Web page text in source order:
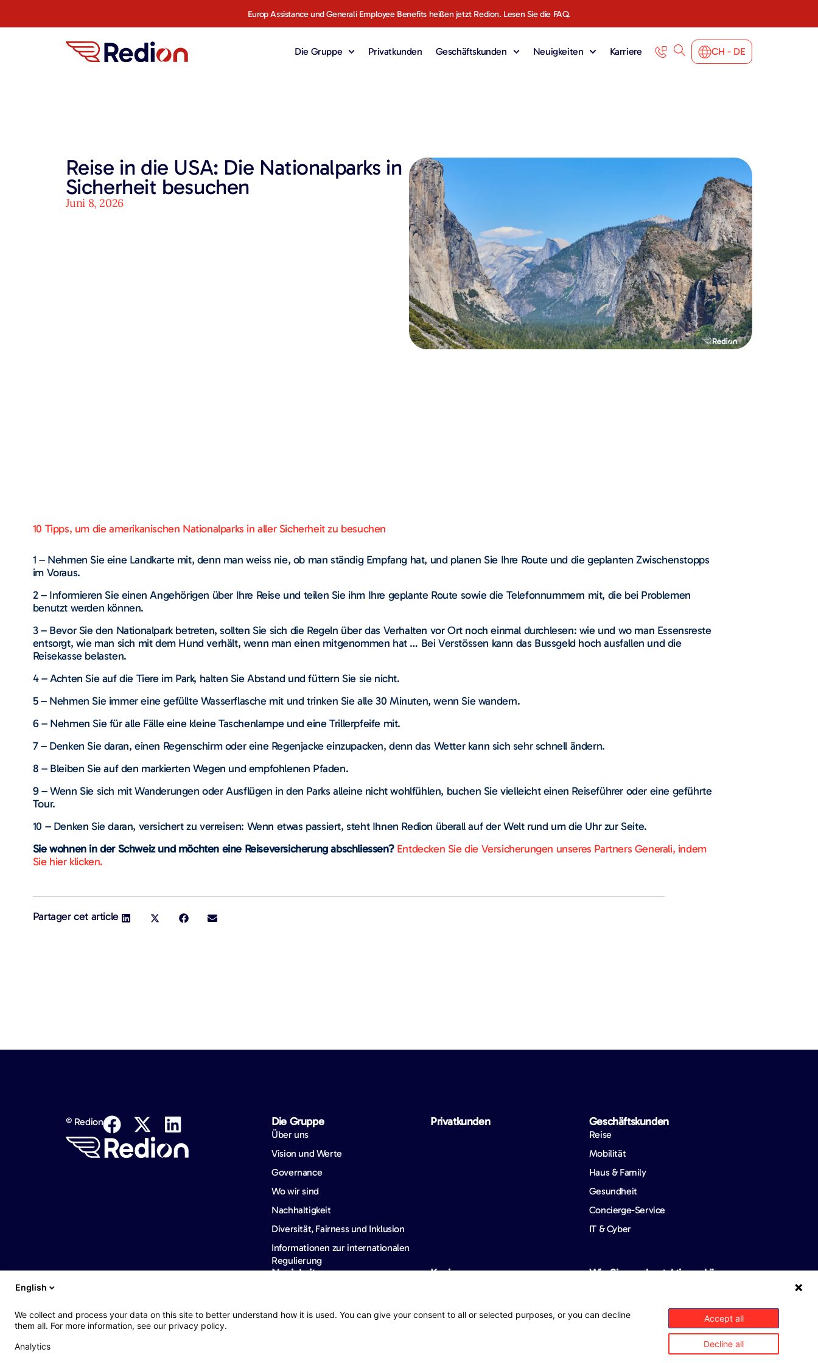
Europ Assistance und Generali Employee Benefits heißen jetzt Redion. Lesen Sie die FAQ.
Die Gruppe Privatkunden Geschäftskunden Neuigkeiten Karriere CH - DE
Reise in die USA: Die Nationalparks in
Sicherheit besuchen
Juni 8, 2026
10 Tipps, um die amerikanischen Nationalparks in aller Sicherheit zu besuchen
1 – Nehmen Sie eine Landkarte mit, denn man weiss nie, ob man ständig Empfang hat, und planen Sie Ihre Route und die geplanten Zwischenstopps
im Voraus.
2 – Informieren Sie einen Angehörigen über Ihre Reise und teilen Sie ihm Ihre geplante Route sowie die Telefonnummern mit, die bei Problemen
benutzt werden können.
3 – Bevor Sie den Nationalpark betreten, sollten Sie sich die Regeln über das Verhalten vor Ort noch einmal durchlesen: wie und wo man Essensreste
entsorgt, wie man sich mit dem Hund verhält, wenn man einen mitgenommen hat … Bei Verstössen kann das Bussgeld hoch ausfallen und die
Reisekasse belasten.
4 – Achten Sie auf die Tiere im Park, halten Sie Abstand und füttern Sie sie nicht.
5 – Nehmen Sie immer eine gefüllte Wasserflasche mit und trinken Sie alle 30 Minuten, wenn Sie wandern.
6 – Nehmen Sie für alle Fälle eine kleine Taschenlampe und eine Trillerpfeife mit.
7 – Denken Sie daran, einen Regenschirm oder eine Regenjacke einzupacken, denn das Wetter kann sich sehr schnell ändern.
8 – Bleiben Sie auf den markierten Wegen und empfohlenen Pfaden.
9 – Wenn Sie sich mit Wanderungen oder Ausflügen in den Parks alleine nicht wohlfühlen, buchen Sie vielleicht einen Reiseführer oder eine geführte
Tour.
10 – Denken Sie daran, versichert zu verreisen: Wenn etwas passiert, steht Ihnen Redion überall auf der Welt rund um die Uhr zur Seite.
Sie wohnen in der Schweiz und möchten eine Reiseversicherung abschliessen? Entdecken Sie die Versicherungen unseres Partners Generali, indem
Sie hier klicken.
Partager cet article
© Redion Die Gruppe
Über uns
Vision und Werte
Governance
Wo wir sind
Nachhaltigkeit
Diversität, Fairness und Inklusion
Informationen zur internationalen
Regulierung
Privatkunden Geschäftskunden
Reise
Mobilität
Haus & Family
Gesundheit
Concierge-Service
IT & Cyber
Neuigkeiten Karriere Wie Sie uns kontaktieren können
English
We collect and process your data on this site to better understand how it is used. You can give your consent to all or selected purposes, or you can decline
them all. For more information, see our privacy policy.
Analytics
Accept all
Decline all